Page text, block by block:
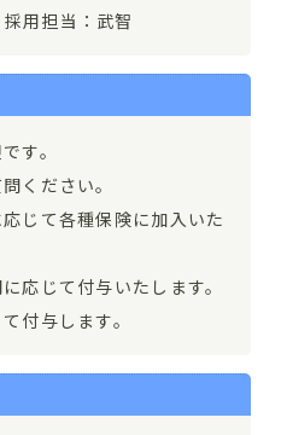
用担当：武智
す。
ください。
じて各種保険に加入いた
応じて付与いたします。
付与します。